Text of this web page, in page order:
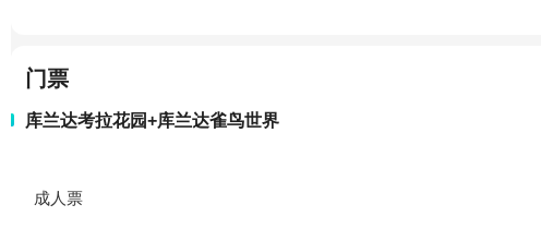
门票
库兰达考拉花园+库兰达雀鸟世界
成人票